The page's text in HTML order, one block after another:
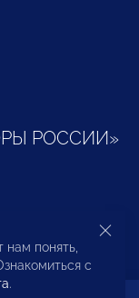
РОССИИ»
и
понять,
с
.